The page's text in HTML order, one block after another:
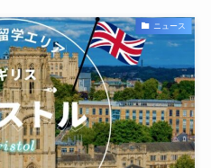
ニュース